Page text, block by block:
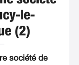
le-
(2)
société de